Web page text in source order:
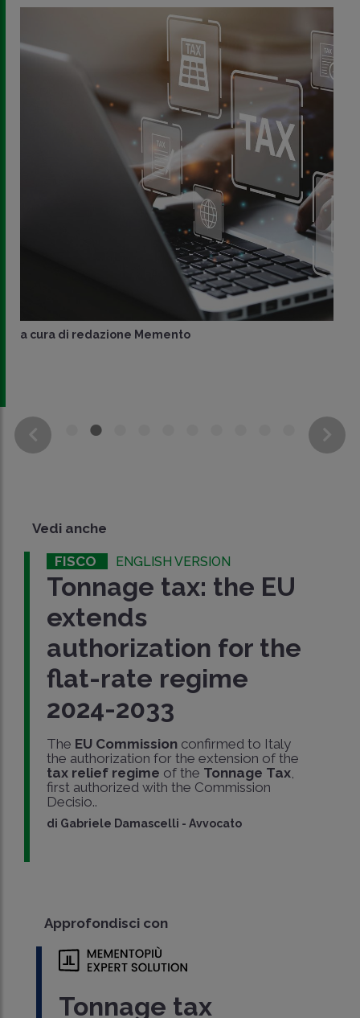
a cura di redazione Memento
Vedi anche
FISCO ENGLISH VERSION
Tonnage tax: the EU
extends
authorization for the
flat-rate regime
2024-2033
The EU Commission confirmed to Italy
the authorization for the extension of the
tax relief regime of the Tonnage Tax,
first authorized with the Commission
Decisio..
di Gabriele Damascelli -Avvocato
Approfondisci con
Tonnage tax